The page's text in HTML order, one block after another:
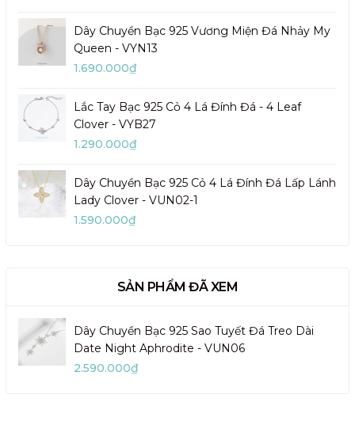
Dây Chuyền Bạc 925 Vương Miện Đá Nhảy My
Queen - VYN13
1.690.000₫
Lắc Tay Bạc 925 Cỏ 4 Lá Đính Đá - 4 Leaf
Clover - VYB27
1.290.000₫
Dây Chuyền Bạc 925 Cỏ 4 Lá Đính Đá Lấp Lánh
Lady Clover - VUN02-1
1.590.000₫
SẢN PHẨM ĐÃ XEM
Dây Chuyền Bạc 925 Sao Tuyết Đá Treo Dài
Date Night Aphrodite - VUN06
2.590.000₫